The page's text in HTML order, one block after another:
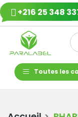
+216 25 348
Toutes les